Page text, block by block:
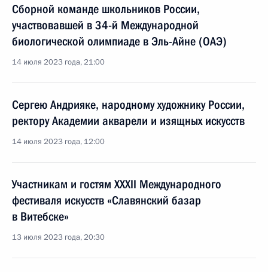
Сборной команде школьников России,
участвовавшей в 34-й Международной
биологической олимпиаде в Эль-Айне (ОАЭ)
14 июля 2023 года, 21:00
Сергею Андрияке, народному художнику России,
ректору Академии акварели и изящных искусств
14 июля 2023 года, 12:00
Участникам и гостям XXXII Международного
фестиваля искусств «Славянский базар
в Витебске»
13 июля 2023 года, 20:30